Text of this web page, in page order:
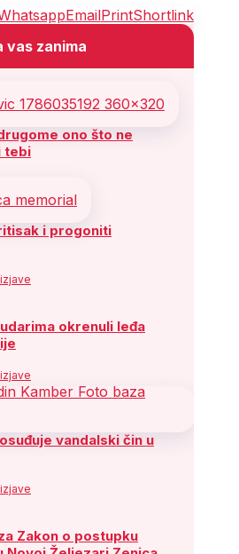
EmailPrintShortlink
vas zanima
ono što ne
tebi
i progoniti
okrenuli leđa
vandalski čin u
Zakon o postupku